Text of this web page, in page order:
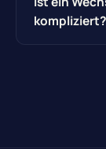
kompliziert?